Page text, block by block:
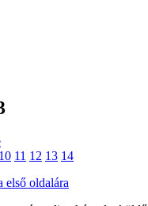
10 11 12 13 14
első oldalára